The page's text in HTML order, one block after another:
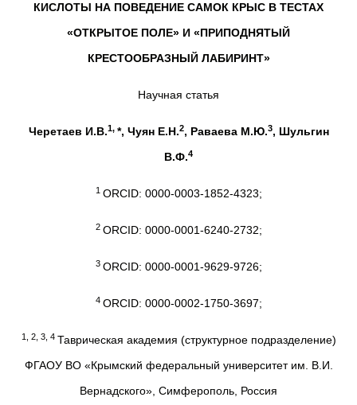
КИСЛОТЫ НА ПОВЕДЕНИЕ САМОК КРЫС В ТЕСТАХ
«ОТКРЫТОЕ ПОЛЕ» И «ПРИПОДНЯТЫЙ
КРЕСТООБРАЗНЫЙ ЛАБИРИНТ»
Научная статья
Черетаев И.В.1, *, Чуян Е.Н.2, Раваева М.Ю.3, Шульгин
В.Ф.4
1 ORCID: 0000-0003-1852-4323;
2 ORCID: 0000-0001-6240-2732;
3 ORCID: 0000-0001-9629-9726;
4 ORCID: 0000-0002-1750-3697;
1, 2, 3, 4 Таврическая академия (структурное подразделение)
ФГАОУ ВО «Крымский федеральный университет им. В.И.
Вернадского», Симферополь, Россия